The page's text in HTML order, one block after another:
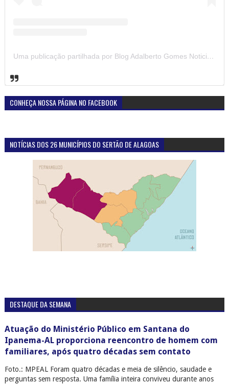
Uma publicação partilhada por Blog Adalberto Gomes Noticias (@blogadalbertogomesnoticiass)
CONHEÇA NOSSA PÁGINA NO FACEBOOK
NOTÍCIAS DOS 26 MUNICÍPIOS DO SERTÃO DE ALAGOAS
DESTAQUE DA SEMANA
Atuação do Ministério Público em Santana do
Ipanema-AL proporciona reencontro de homem com
familiares, após quatro décadas sem contato
Foto.: MPEAL Foram quatro décadas e meia de silêncio, saudade e
perguntas sem resposta. Uma família inteira conviveu durante anos